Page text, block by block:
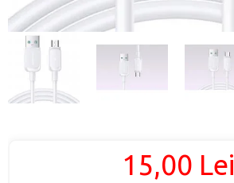
15,00 Lei